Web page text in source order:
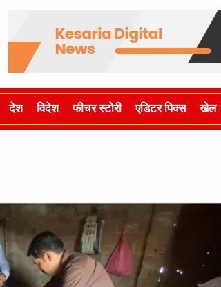
देश विदेश फीचर स्टोरी एडिटर पिक्स खेल